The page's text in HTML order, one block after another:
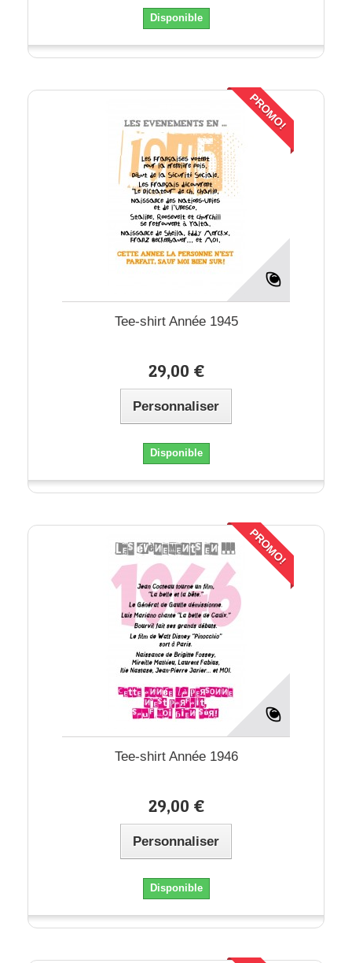
Disponible
PROMO!
Tee-shirt Année 1945
29,00 €
Personnaliser
Disponible
PROMO!
Tee-shirt Année 1946
29,00 €
Personnaliser
Disponible